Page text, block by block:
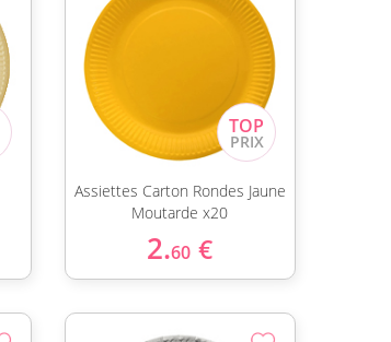
Assiettes Carton Rondes Jaune
Moutarde x20
2.60 €